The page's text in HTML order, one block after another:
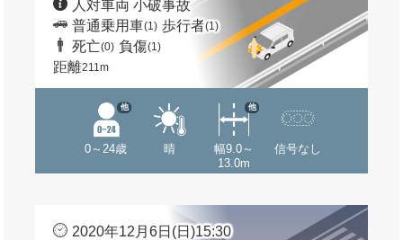
人対車両 小破事故
普通乗用車(1) 歩行者(1)
死亡(0) 負傷(1)
距離211m
0～24歳
他
晴
幅9.0～
13.0m
他
信号なし
2020年12月6日(日)15:30